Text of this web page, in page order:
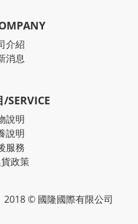
介紹
消息
SERVICE
說明
說明
服務
政策
2018 © 國隆國際有限公司